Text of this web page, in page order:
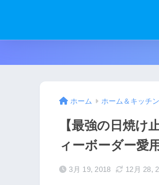
ホーム ホーム＆キッチン
【最強の日焼け
ィーボーダー愛
3月 19, 2018 12月 28,